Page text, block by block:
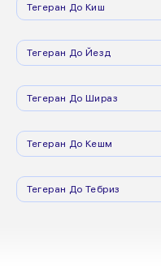
Тегеран До Киш
Тегеран До Йезд
Тегеран До Шираз
Тегеран До Кешм
Тегеран До Тебриз